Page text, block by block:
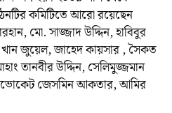
কমিটিতে আরো রয়েছেন
মো. সাজ্জাদ উদ্দিন, হাবিবুর
খান জুয়েল, জাহেদ কায়সার , সৈকত
তানবীর উদ্দিন, সেলিমুজ্জমান
জেসমিন আকতার, আমির